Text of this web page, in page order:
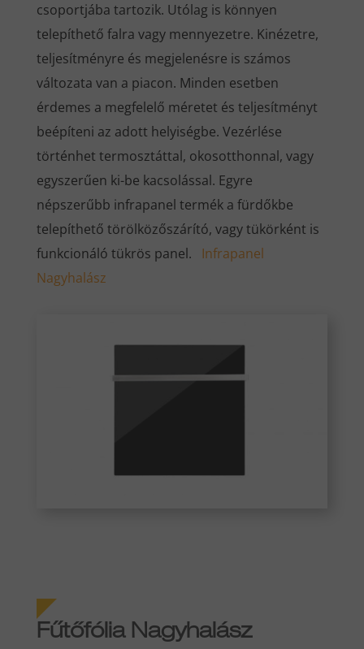
csoportjába tartozik. Utólag is könnyen
telepíthető falra vagy mennyezetre. Kinézetre,
teljesítményre és megjelenésre is számos
változata van a piacon. Minden esetben
érdemes a megfelelő méretet és teljesítményt
beépíteni az adott helyiségbe. Vezérlése
történhet termosztáttal, okosotthonnal, vagy
egyszerűen ki-be kacsolással. Egyre
népszerűbb infrapanel termék a fürdőkbe
telepíthető törölközőszárító, vagy tükörként is
funkcionáló tükrös panel. Infrapanel
Nagyhalász
Fűtőfólia Nagyhalász